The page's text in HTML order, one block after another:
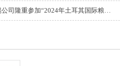
公司隆重参加“2024年土耳其国际粮…